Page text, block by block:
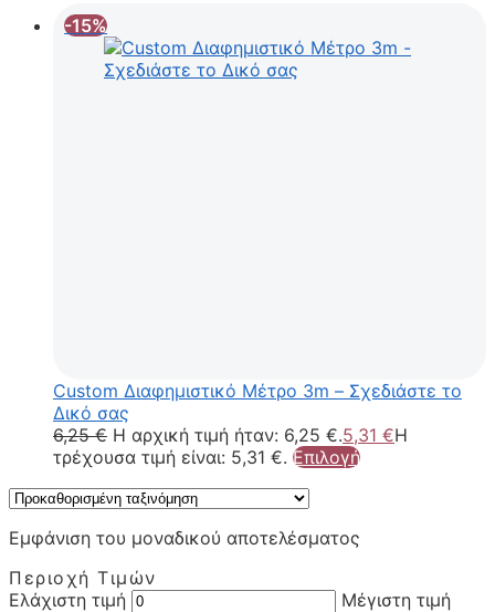
-15%
Custom Διαφημιστικό Μέτρο 3m – Σχεδιάστε το
Δικό σας
6,25€ Η αρχική τιμή ήταν: 6,25 €.5,31 €Η
τρέχουσα τιμή είναι: 5,31 €. Επιλογή
Εμφάνιση του μοναδικού αποτελέσματος
Περιοχή Τιμών
Ελάχιστη τιμή
Μέγιστη τιμή